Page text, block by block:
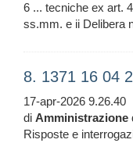
6 ... tecniche ex art.
ss.mm. e ii Delibera
8. 1371 16 04
17-apr-2026 9.26.40
di Amministrazione
Risposte e